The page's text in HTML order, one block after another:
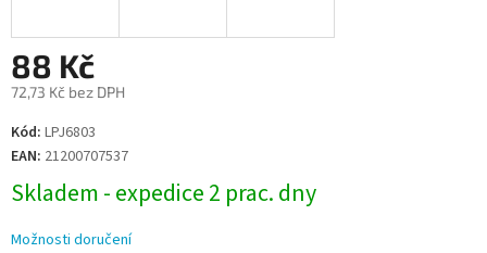
88 Kč
72,73 Kč bez DPH
Měrná
cena:
Kód: LPJ6803
EAN: 21200707537
Skladem - expedice 2 prac. dny
Možnosti doručení